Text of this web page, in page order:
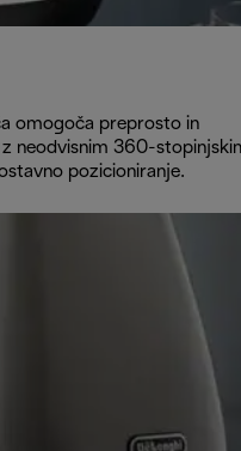
omogoča preprosto in
neodvisnim 360-
pozicioniranje.